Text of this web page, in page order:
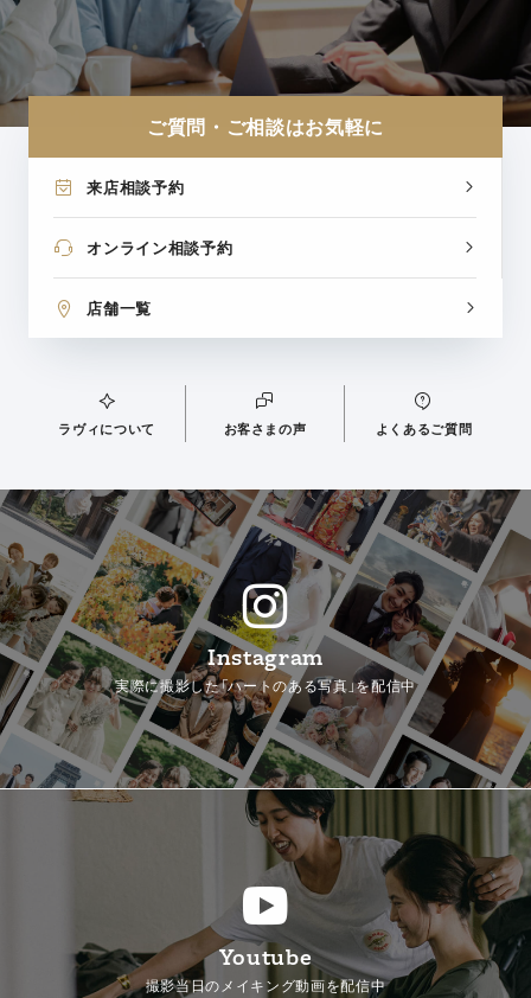
ご質問・ご相談はお気軽に
来店相談予約
オンライン相談予約
店舗一覧
ラヴィについて お客さまの声 よくあるご質問
Instagram
実際に撮影した「ハートのある写真」を配信中
Youtube
撮影当日のメイキング動画を配信中